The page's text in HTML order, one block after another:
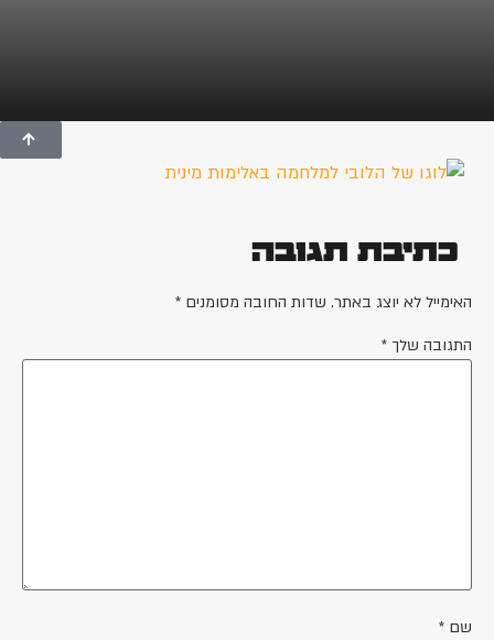
כתיבת תגובה
האימייל לא יוצג באתר. שדות החובה מסומנים *
התגובה שלך *
שם *